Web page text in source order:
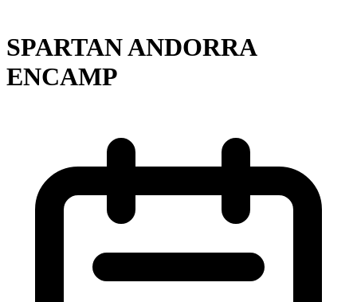
SPARTAN ANDORRA
ENCAMP